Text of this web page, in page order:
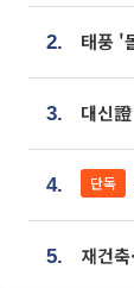
2.
3.
4. 단독
5.